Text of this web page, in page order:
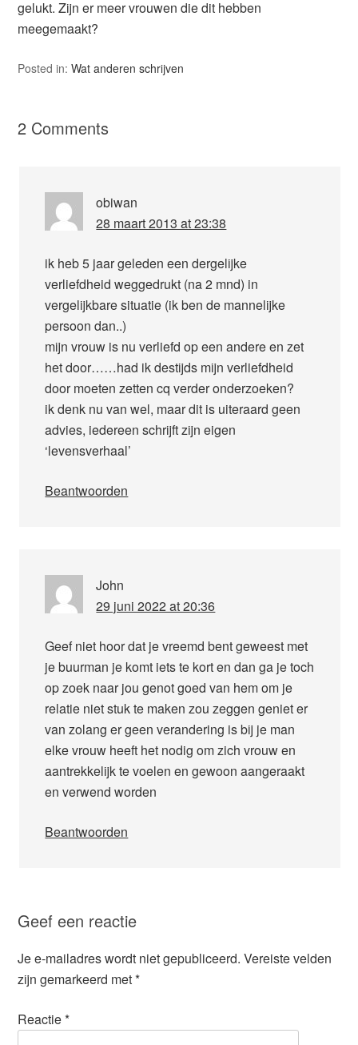
gelukt. Zijn er meer vrouwen die dit hebben
meegemaakt?
Posted in:Wat anderen schrijven
2 Comments
obiwan
28 maart 2013 at 23:38
ik heb 5 jaar geleden een dergelijke
verliefdheid weggedrukt (na 2 mnd) in
vergelijkbare situatie (ik ben de mannelijke
persoon dan..)
mijn vrouw is nu verliefd op een andere en zet
het door……had ik destijds mijn verliefdheid
door moeten zetten cq verder onderzoeken?
ik denk nu van wel, maar dit is uiteraard geen
advies, iedereen schrijft zijn eigen
‘levensverhaal’
Beantwoorden
John
29 juni 2022 at 20:36
Geef niet hoor dat je vreemd bent geweest met
je buurman je komt iets te kort en dan ga je toch
op zoek naar jou genot goed van hem om je
relatie niet stuk te maken zou zeggen geniet er
van zolang er geen verandering is bij je man
elke vrouw heeft het nodig om zich vrouw en
aantrekkelijk te voelen en gewoon aangeraakt
en verwend worden
Beantwoorden
Geef een reactie
Je e-mailadres wordt niet gepubliceerd. Vereiste velden
zijn gemarkeerd met*
Reactie*